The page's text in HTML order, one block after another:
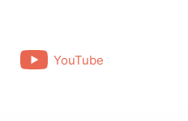
YouTube